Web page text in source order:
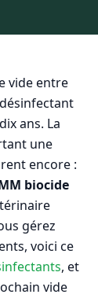
vide entre
ans. La
une
encore :
biocide
gérez
voici ce
, et
vide